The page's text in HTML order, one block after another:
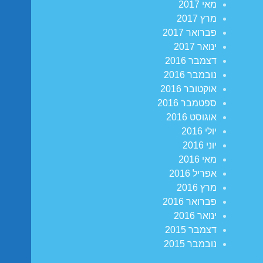
מאי 2017
מרץ 2017
פברואר 2017
ינואר 2017
דצמבר 2016
נובמבר 2016
אוקטובר 2016
ספטמבר 2016
אוגוסט 2016
יולי 2016
יוני 2016
מאי 2016
אפריל 2016
מרץ 2016
פברואר 2016
ינואר 2016
דצמבר 2015
נובמבר 2015